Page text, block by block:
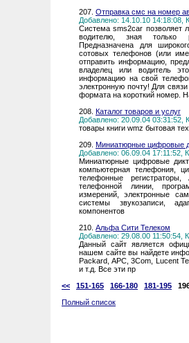
207. Отправка смс на номер
Добавлено: 14.10.10 14:18:08,
Система sms2car позволяет
водителю, зная только
Предназначена для
сотовых телефонов (или
отправить информацию,
владелец или водитель
информацию на свой
электронную почту! Для
формата на короткий номер.
208. Каталог товаров и услуг
Добавлено: 20.09.04 03:31:52,
товары книги wmz бытовая
209. Миниатюрные цифровые
Добавлено: 06.09.04 17:11:52,
Миниатюрные цифровые
компьютерная телефония,
телефонные
телефонной линии,
измерений, электронные
системы звукозаписи,
компонентов
210. Альфа Сити Телеком
Добавлено: 29.08.00 11:50:54,
Данный сайт является
нашем сайте вы найдете
Packard, APC, 3Com, Lucent
и т.д. Все эти пр
<<
151-165 166-180 181-195
Полный список